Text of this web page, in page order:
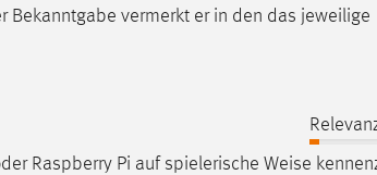
Bekanntgabe vermerkt er in den das jeweilige
Raspberry Pi auf spielerische Weise